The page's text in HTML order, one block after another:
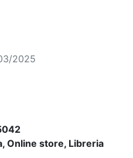
2025
Online store, Libreria